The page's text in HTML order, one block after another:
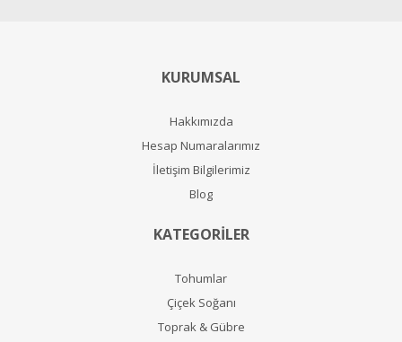
KURUMSAL
Hakkımızda
Hesap Numaralarımız
İletişim Bilgilerimiz
Blog
KATEGORİLER
Tohumlar
Çiçek Soğanı
Toprak & Gübre